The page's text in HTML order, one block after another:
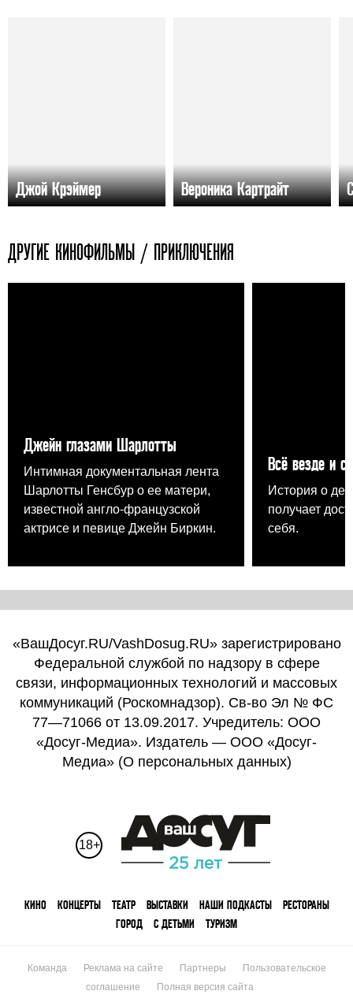
Джой Крэймер Вероника Картрайт
ДРУГИЕ КИНОФИЛЬМЫ / ПРИКЛЮЧЕНИЯ
Джейн глазами Шарлотты
Интимная документальная лента
Шарлотты Генсбур о ее матери,
известной англо-французской
актрисе и певице Джейн Биркин.
Всё везде и
История о
получает
себя.
«ВашДосуг.RU/VashDosug.RU» зарегистрировано
Федеральной службой по надзору в сфере
связи, информационных технологий и массовых
коммуникаций (Роскомнадзор). Св-во Эл № ФС
77—71066 от 13.09.2017. Учредитель: ООО
«Досуг-Медиа». Издатель — ООО «Досуг-
Медиа» (О персональных данных)
18+
КИНО КОНЦЕРТЫ ТЕАТР ВЫСТАВКИ НАШИ ПОДКАСТЫ
РЕСТОРАНЫ
ГОРОД
С ДЕТЬМИ ТУРИЗМ
Команда Реклама на сайте Партнеры
Пользовательское
соглашение
Полная версия сайта